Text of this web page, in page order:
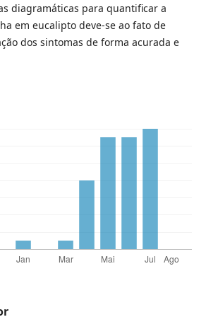
diagramáticas para quantificar a
em eucalipto deve-se ao fato de
dos sintomas de forma acurada e